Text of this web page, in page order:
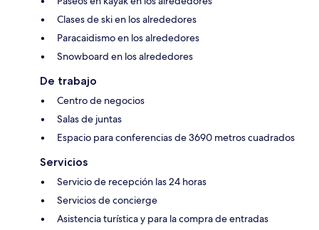
Clases de ski en los alrededores
Paracaidismo en los alrededores
Snowboard en los alrededores
De trabajo
Centro de negocios
Salas de juntas
Espacio para conferencias de 3690 metros cuadrados
Servicios
Servicio de recepción las 24 horas
Servicios de concierge
Asistencia turística y para la compra de entradas